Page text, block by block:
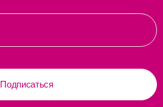
Подписаться